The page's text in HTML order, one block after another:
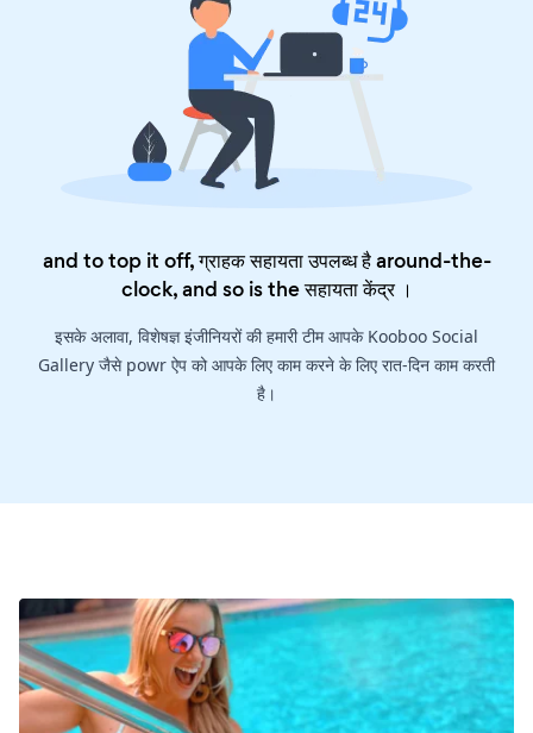
and to top it off, ग्राहक सहायता उपलब्ध है around-the-
clock, and so is theसहायता केंद्र।
इसके अलावा, विशेषज्ञ इंजीनियरों की हमारी टीम आपके Kooboo Social
Gallery जैसे powr ऐप को आपके लिए काम करने के लिए रात-दिन काम करती
है।